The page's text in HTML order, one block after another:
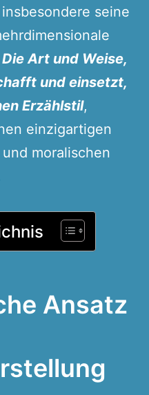
seine
Die Art und Weise,
und einsetzt,
Erzählstil,
einzigartigen
moralischen
Ansatz